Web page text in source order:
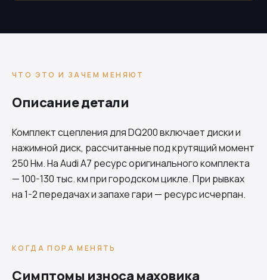
ЧТО ЭТО И ЗАЧЕМ МЕНЯЮТ
Описание детали
Комплект сцепления дляDQ200включает диски и
нажимной диск, рассчитанные под крутящий момент
250 Нм. На Audi A7 ресурс оригинального комплекта
— 100-130 тыс. км при городском цикле. При рывках
на 1-2 передачах и запахе гари — ресурс исчерпан.
КОГДА ПОРА МЕНЯТЬ
Симптомы износа маховика